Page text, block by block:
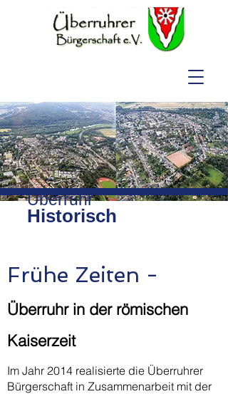
Überruhr
Historisch
Frühe Zeiten -
Überruhr in der römischen
Kaiserzeit
Im Jahr 2014 realisierte die Überruhrer
Bürgerschaft in Zusammenarbeit mit der